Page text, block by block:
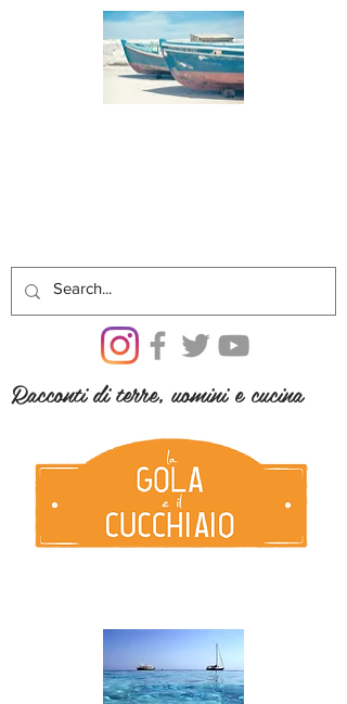
Racconti di terre, uomini e cucina